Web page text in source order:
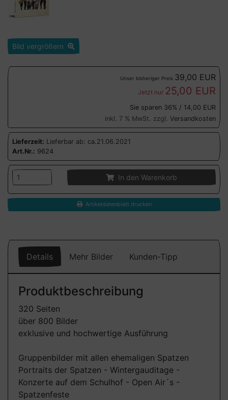
Bild vergrößern
Unser bisheriger Preis 39,00 EUR
Jetzt nur 25,00 EUR
Sie sparen 36% / 14,00 EUR
inkl. 7 % MwSt. zzgl. Versandkosten
Lieferzeit: Lieferbar ab: ca.21.06.2021
Art.Nr.: 9624
In den Warenkorb
Artikeldatenblatt drucken
Details Mehr Bilder Kunden-Tipp
Produktbeschreibung
320 Seiten
über 800 Bilder
exklusive und hochwertige Ausführung
Gruppenbilder mit allen ehemaligen Spatzen
Portraits der Spatzen - Wintergauditage -
Konzerte auf dem Schulhof - Open Air´s -
Spatzenfeste